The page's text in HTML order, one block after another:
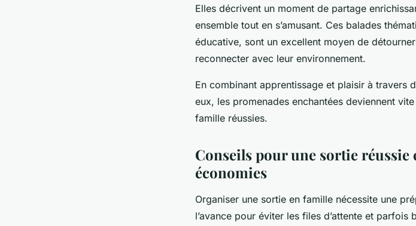
Elles décrivent un moment de partage
ensemble tout en s’amusant. Ces balades
éducative, sont un excellent moyen de
reconnecter avec leur environnement.
En combinant apprentissage et plaisir à travers
eux, les promenades enchantées deviennent
famille réussies.
Conseils pour une sortie réussie
économies
Organiser une sortie en famille nécessite une
l’avance pour éviter les files d’attente et